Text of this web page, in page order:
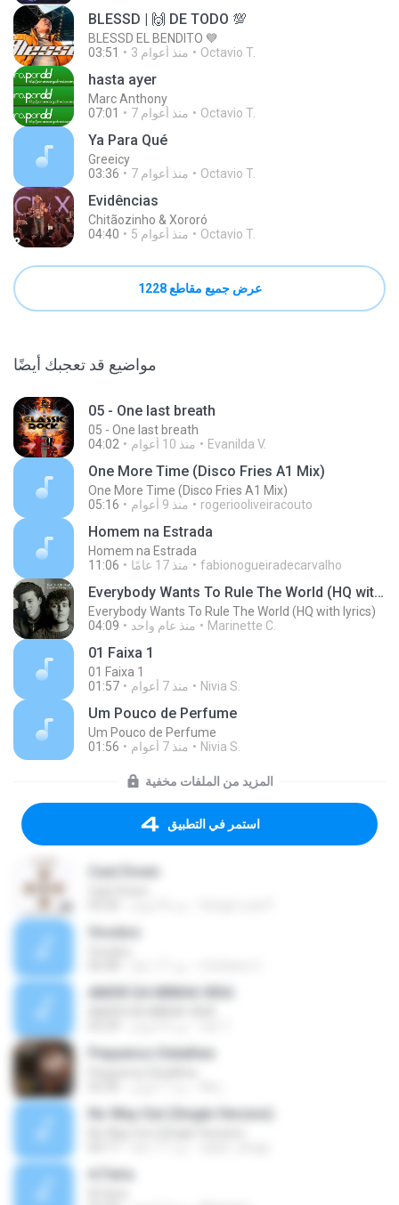
BLESSD | 🙌 DE TODO 💯
BLESSD EL BENDITO 💙
03:51
3 منذ أعوام Octavio T.
hasta ayer
Marc Anthony
07:01
7 منذ أعوام Octavio T.
Ya Para Qué
Greeicy
03:36
7 منذ أعوام Octavio T.
Evidências
Chitãozinho & Xororó
04:40
5 منذ أعوام Octavio T.
عرض جميع مقاطع 1228
مواضيع قد تعجبك أيضًا
05 - One last breath
05 - One last breath
04:02
منذ 10 أعوام Evanilda V.
One More Time (Disco Fries A1 Mix)
One More Time (Disco Fries A1 Mix)
05:16
منذ 9 أعوام rogeriooliveiracouto
Homem na Estrada
Homem na Estrada
11:06
منذ 17 عامًا fabionogueiradecarvalho
Everybody Wants To Rule The World (HQ with lyrics)
Everybody Wants To Rule The World (HQ with lyrics)
04:09
منذ عام واحد Marinette C.
01 Faixa 1
01 Faixa 1
01:57
منذ 7 أعوام Nivia S.
Um Pouco de Perfume
Um Pouco de Perfume
01:56
منذ 7 أعوام Nivia S.
المزيد من الملفات مخفية
استمر في التطبيق
Cast Down
Voodoo
AMOR DA MINHA VIDA
Pequenos Detalhes
No Way Out (Single Version)
A Feira